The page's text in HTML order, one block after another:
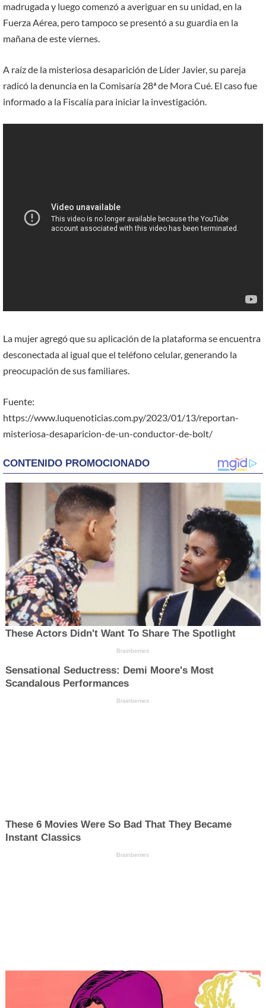
madrugada y luego comenzó a averiguar en su unidad, en la
Fuerza Aérea, pero tampoco se presentó a su guardia en la
mañana de este viernes.
A raíz de la misteriosa desaparición de Líder Javier, su pareja
radicó la denuncia en la Comisaría 28ª de Mora Cué. El caso fue
informado a la Fiscalía para iniciar la investigación.
La mujer agregó que su aplicación de la plataforma se encuentra
desconectada al igual que el teléfono celular, generando la
preocupación de sus familiares.
Fuente:
https://www.luquenoticias.com.py/2023/01/13/reportan-
misteriosa-desaparicion-de-un-conductor-de-bolt/